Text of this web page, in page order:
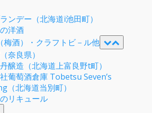
ンデー（北海道i池田町）
洋酒
梅酒）・クラフトビ－ル他
奈良県）
醸造（北海道上富良野t町）
葡萄酒倉庫 Tobetsu Seven’s
（北海道当別町）
リキュール